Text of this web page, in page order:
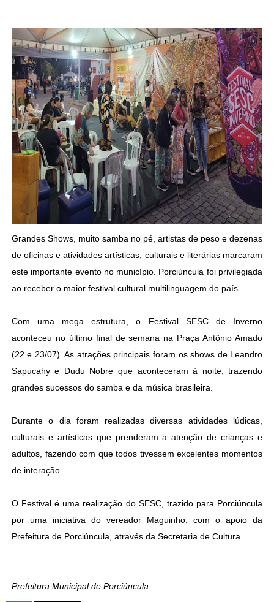
Grandes Shows, muito samba no pé, artistas de peso e dezenas
de oficinas e atividades artísticas, culturais e literárias marcaram
este importante evento no município. Porciúncula foi privilegiada
ao receber o maior festival cultural multilinguagem do país.
Com uma mega estrutura, o Festival SESC de Inverno
aconteceu no último final de semana na Praça Antônio Amado
(22 e 23/07). As atrações principais foram os shows de Leandro
Sapucahy e Dudu Nobre que aconteceram à noite, trazendo
grandes sucessos do samba e da música brasileira.
Durante o dia foram realizadas diversas atividades lúdicas,
culturais e artísticas que prenderam a atenção de crianças e
adultos, fazendo com que todos tivessem excelentes momentos
de interação.
O Festival é uma realização do SESC, trazido para Porciúncula
por uma iniciativa do vereador Maguinho, com o apoio da
Prefeitura de Porciúncula, através da Secretaria de Cultura.
Prefeitura Municipal de Porciúncula